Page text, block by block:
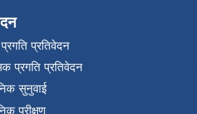
प्रगति प्रतिवेदन
प्रगति प्रतिवेदन
सुनुवाई
परीक्षण